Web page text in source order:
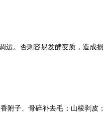
。否则容易发酵变质，造成损
附子、骨碎补去毛；山棱剥皮